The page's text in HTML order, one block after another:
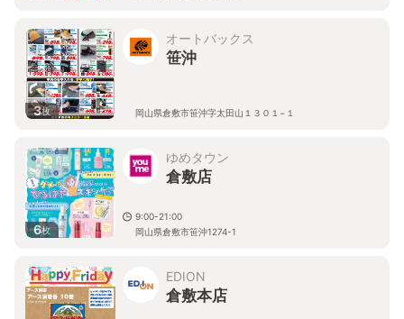
3枚
オートバックス
笹沖
岡山県倉敷市笹沖字太田山１３０１−１
6枚
ゆめタウン
倉敷店
9:00-21:00
岡山県倉敷市笹沖1274-1
EDION
倉敷本店